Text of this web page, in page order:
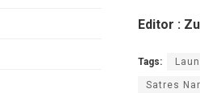
Editor :
Tags:
Satres